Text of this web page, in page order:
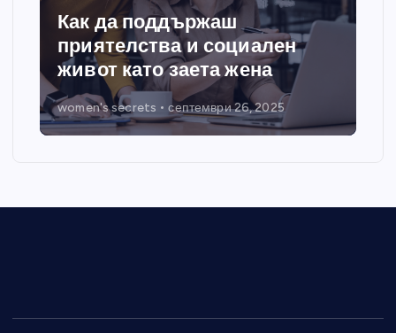
Как да поддържаш
приятелства и социален
живот като заета жена
women's secrets септември 26, 2025